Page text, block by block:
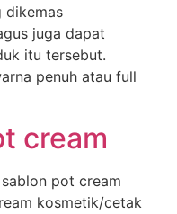
dikemas
juga dapat
itu tersebut.
penuh atau full
cream
pot cream
kosmetik/cetak